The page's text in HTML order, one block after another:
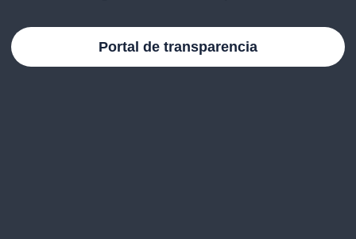
Portal de transparencia